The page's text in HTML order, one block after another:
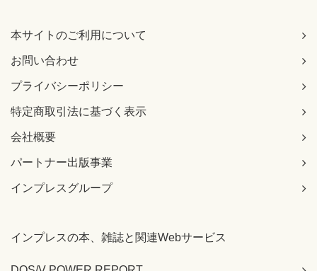
本サイトのご利用について
お問い合わせ
プライバシーポリシー
特定商取引法に基づく表示
会社概要
パートナー出版事業
インプレスグループ
インプレスの本、雑誌と関連Webサービス